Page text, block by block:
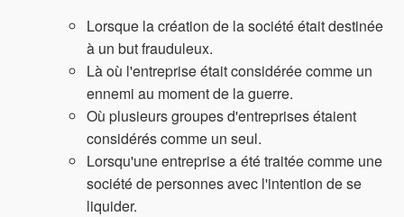
Lorsque la création de la société était destinée
à un but frauduleux.
Là où l'entreprise était considérée comme un
ennemi au moment de la guerre.
Où plusieurs groupes d'entreprises étaient
considérés comme un seul.
Lorsqu'une entreprise a été traitée comme une
société de personnes avec l'intention de se
liquider.